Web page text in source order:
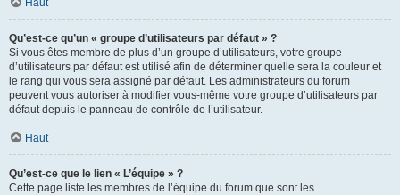
Haut
Qu’est-ce qu’un « groupe d’utilisateurs par défaut » ?
Si vous êtes membre de plus d’un groupe d’utilisateurs, votre groupe
d’utilisateurs par défaut est utilisé afin de déterminer quelle sera la couleur et
le rang qui vous sera assigné par défaut. Les administrateurs du forum
peuvent vous autoriser à modifier vous-même votre groupe d’utilisateurs par
défaut depuis le panneau de contrôle de l’utilisateur.
Haut
Qu’est-ce que le lien « L’équipe » ?
Cette page liste les membres de l’équipe du forum que sont les